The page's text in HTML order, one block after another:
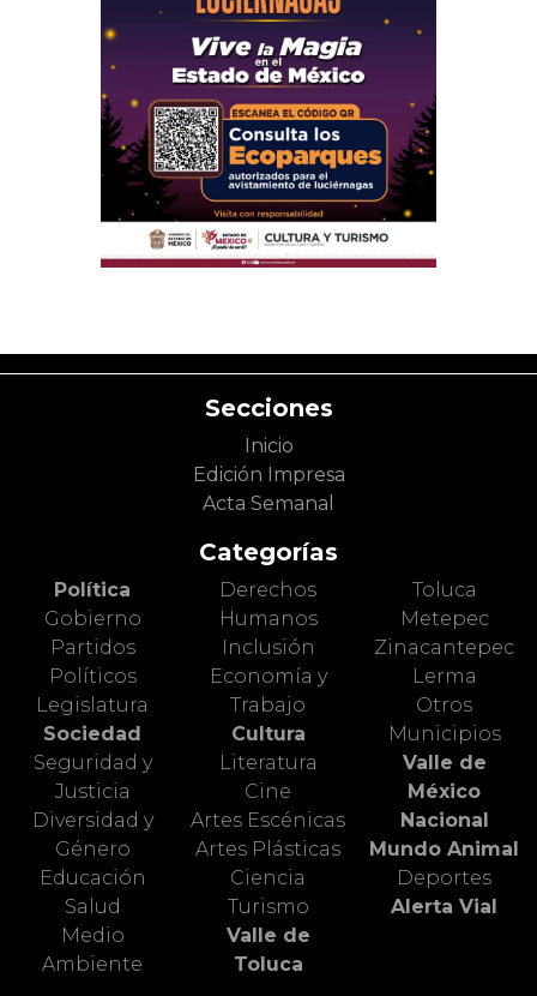
Secciones
Inicio
Edición Impresa
Acta Semanal
Categorías
Política
Gobierno
Partidos
Políticos
Legislatura
Sociedad
Seguridad y
Justicia
Diversidad y
Género
Educación
Salud
Medio
Ambiente
Derechos
Humanos
Inclusión
Economía y
Trabajo
Cultura
Literatura
Cine
Artes Escénicas
Artes Plásticas
Ciencia
Turismo
Valle de
Toluca
Toluca
Metepec
Zinacantepec
Lerma
Otros
Municipios
Valle de
México
Nacional
Mundo Animal
Deportes
Alerta Vial